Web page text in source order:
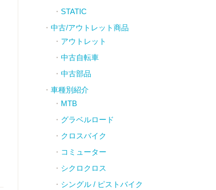
STATIC
中古/アウトレット商品
アウトレット
中古自転車
中古部品
車種別紹介
MTB
グラベルロード
クロスバイク
コミューター
シクロクロス
シングル / ピストバイク